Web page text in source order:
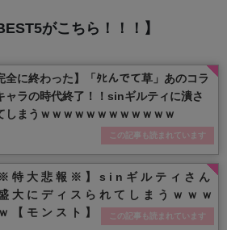
がこちら！！！】
全に終わった】「ﾀﾋんでて草」あのコラ
ャラの時代終了！！sinギルティに潰さ
しまうｗｗｗｗｗｗｗｗｗｗｗｗ
この記事も読まれています
※ 特 大 悲 報 ※ 】 s i n ギ ル テ ィ さ ん
大 に デ ィ ス ら れ て し ま う ｗ ｗ ｗ
【 モ ン ス ト 】
この記事も読まれています